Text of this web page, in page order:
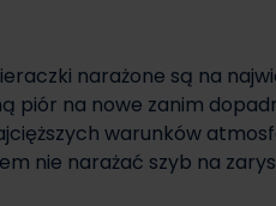
narażone są na
piór na nowe zanim
warunków
nie narażać szyb na